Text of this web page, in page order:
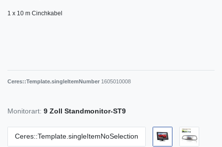
1 x 10 m Cinchkabel
Ceres::Template.singleItemNumber 1605010008
Monitorart: 9 Zoll Standmonitor-ST9
Ceres::Template.singleItemNoSelection